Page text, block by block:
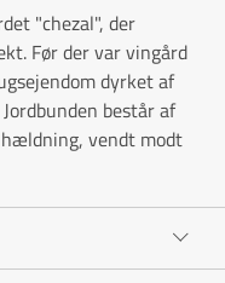
"chezal", der
Før der var ​​vingård
dyrket af
består af
vendt modt